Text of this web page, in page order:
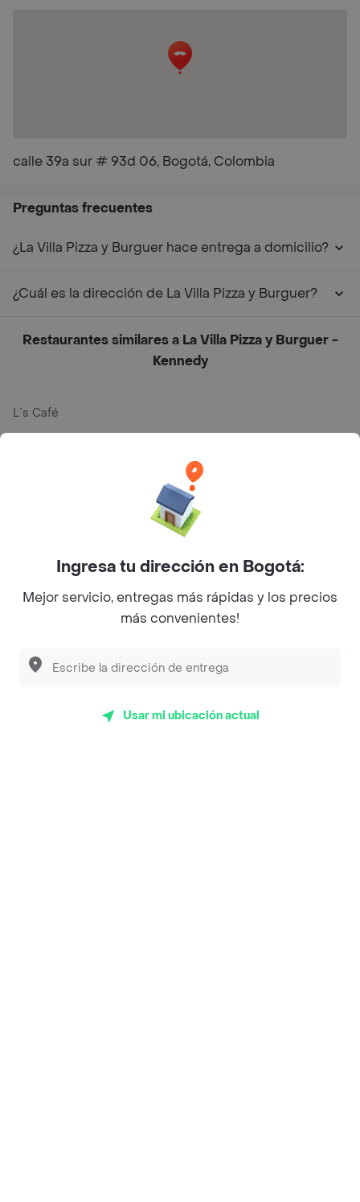
calle 39a sur # 93d 06, Bogotá, Colombia
Preguntas frecuentes
¿La Villa Pizza y Burguer hace entrega a domicilio?
¿Cuál es la dirección de La Villa Pizza y Burguer?
Restaurantes similares a La Villa Pizza y Burguer -
Kennedy
L´s Café
Myriam Camhi Co
Magnifique
Desayunadero de la 42
Sopitas y Frijoladas
Ingresa tu dirección en Bogotá:
Mejor servicio, entregas más rápidas y los precios
más convenientes!
Usar mi ubicación actual